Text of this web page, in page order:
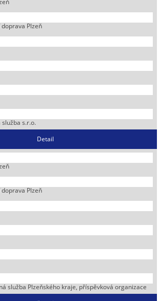
doprava Plzeň
s.r.o.
Detail
doprava Plzeň
služba Plzeňského kraje, příspěvková organizace